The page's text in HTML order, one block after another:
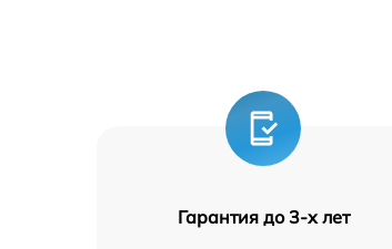
Гарантия до 3-х лет